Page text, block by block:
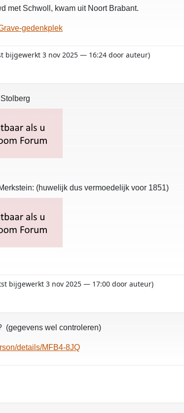
met Schwoll, kwam uit Noort Brabant.
gedenkplek
bijgewerkt 3 nov 2025 — 16:24 door auteur)
(huwelijk dus vermoedelijk voor 1851)
bijgewerkt 3 nov 2025 — 17:00 door auteur)
(gegevens wel controleren)
details/MFB4-8JQ